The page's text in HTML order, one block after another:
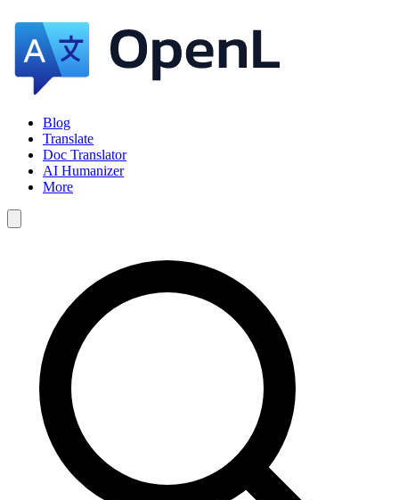
Blog
Translate
Doc Translator
AI Humanizer
More